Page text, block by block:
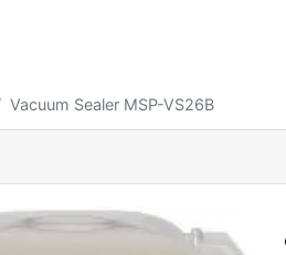
Vacuum Sealer MSP-VS26B